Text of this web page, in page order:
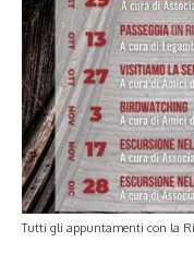
Tutti gli appuntamenti con la